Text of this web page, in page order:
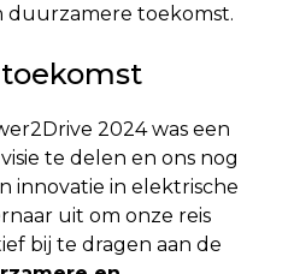
duurzamere toekomst.
toekomst
2024 was een
te delen en ons nog
innovatie in elektrische
uit om onze reis
bij te dragen aan de